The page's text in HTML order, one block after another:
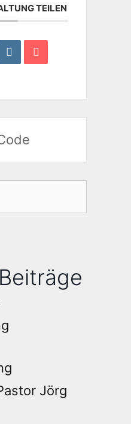
TEILEN
Jörg